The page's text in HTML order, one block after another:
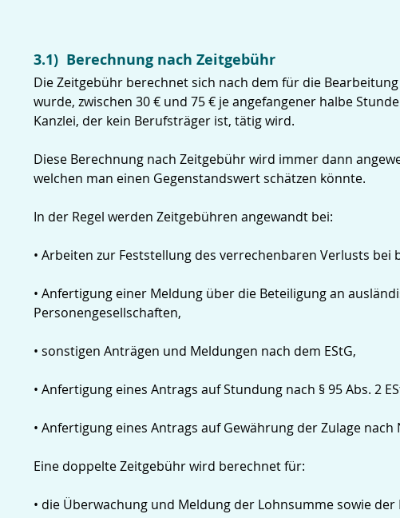
3.1) Berechnung nach Zeitgebühr
Die Zeitgebühr berechnet sich nach dem für die
wurde, zwischen 30 € und 75 € je angefangener halbe
Kanzlei, der kein Berufsträger ist, tätig wird.
Diese Berechnung nach Zeitgebühr wird immer dann
welchen man einen Gegenstandswert schätzen könnte.
In der Regel werden Zeitgebühren angewandt bei:
• Arbeiten zur Feststellung des verrechenbaren Verlusts
• Anfertigung einer Meldung über die Beteiligung an
Personengesellschaften,
• sonstigen Anträgen und Meldungen nach dem EStG,
• Anfertigung eines Antrags auf Stundung nach § 95 Abs. 2
• Anfertigung eines Antrags auf Gewährung der Zulage
Eine doppelte Zeitgebühr wird berechnet für:
• die Überwachung und Meldung der Lohnsumme sowie